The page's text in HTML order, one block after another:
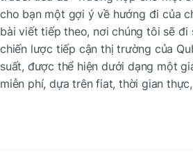
cho bạn một gợi ý về hướng đi của
bài viết tiếp theo, nơi chúng tôi sẽ đi
chiến lược tiếp cận thị trường của
suất, được thể hiện dưới dạng một
miễn phí, dựa trên fiat, thời gian